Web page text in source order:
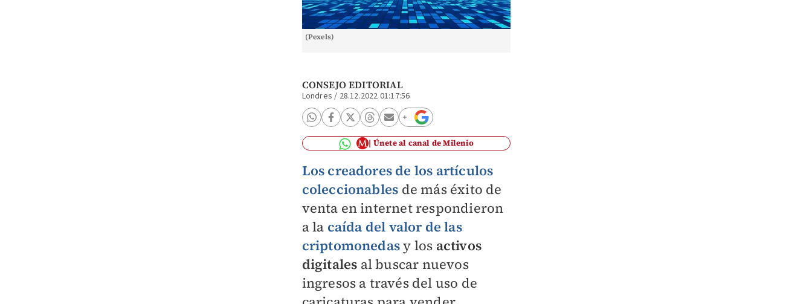
(Pexels)
CONSEJO EDITORIAL
Londres / 28.12.2022 01:17:56
Únete al canal de Milenio
Los creadores de los artículos
coleccionables de más éxito de
venta en internet respondieron
a la caída del valor de las
criptomonedasy los activos
digitales al buscar nuevos
ingresos a través del uso de